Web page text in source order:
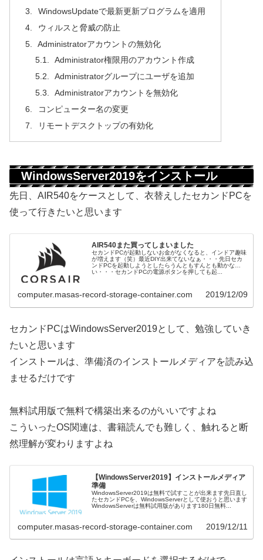
WindowsUpdateで最新更新プログラムを適用
ウィルスと脅威の防止
Administratorアカウントの無効化
Administrator権限用のアカウント作成
Administratorグループにユーザを追加
Administratorアカウントを無効化
コンピューター名の変更
リモートデスクトップの有効化
WindowsServer2019をインストール
先日、AIR540をケースとして、衣替えしたセカンドPCを
使って行きたいと思います
AIR540また買ってしまいました
セカンドPCが起動しないお金がなくなると、インドア趣味
が増えます（笑）最近DIY出来てないなぁ・・・先日セカ
ンドPCを起動しようとしたらうんともすんとも動かな
い・・・セカンドPCの電源ボタンを押しても起...
computer.masas-record-storage-container.com 2019/12/09
セカンドPCはWindowsServer2019として、勉強していき
たいと思います
インストールは、準備済のインストールメディアを読み込
ませるだけです
無料試用版で無料で構築出来るのがいいですよね
こういったOS関連は、書籍読んでも難しく、触れると断
然理解が変わりますよね
【WindowsServer2019】インストールメディア
準備
WindowsServer2019は無料で試すことが出来ます先日直し
たセカンドPCを、WindowsServerとして使おうと思います
WindowsServerは無料試用版があります180日無料...
computer.masas-record-storage-container.com 2019/12/11